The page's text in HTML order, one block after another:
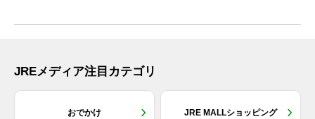
JREメディア注目カテゴリ
おでかけ JRE MALLショッピング